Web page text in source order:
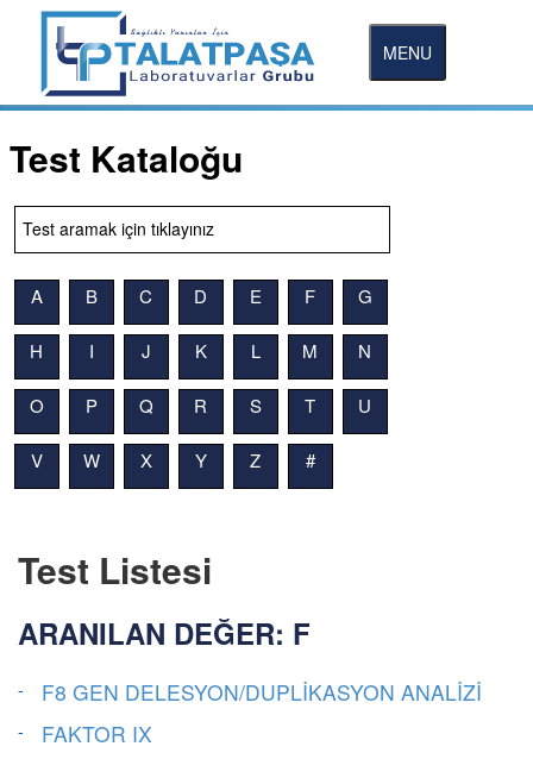
MENU
Test Kataloğu
A B C D E F G
H I J K L M N
O P Q R S T U
V W X Y Z #
Test Listesi
ARANILAN DEĞER: F
F8 GEN DELESYON/DUPLİKASYON ANALİZİ
FAKTOR IX